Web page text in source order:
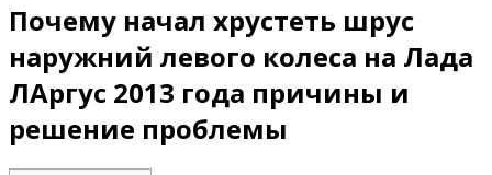
Почему начал хрустеть шрус
наружний левого колеса на Лада
ЛАргус 2013 года причины и
решение проблемы